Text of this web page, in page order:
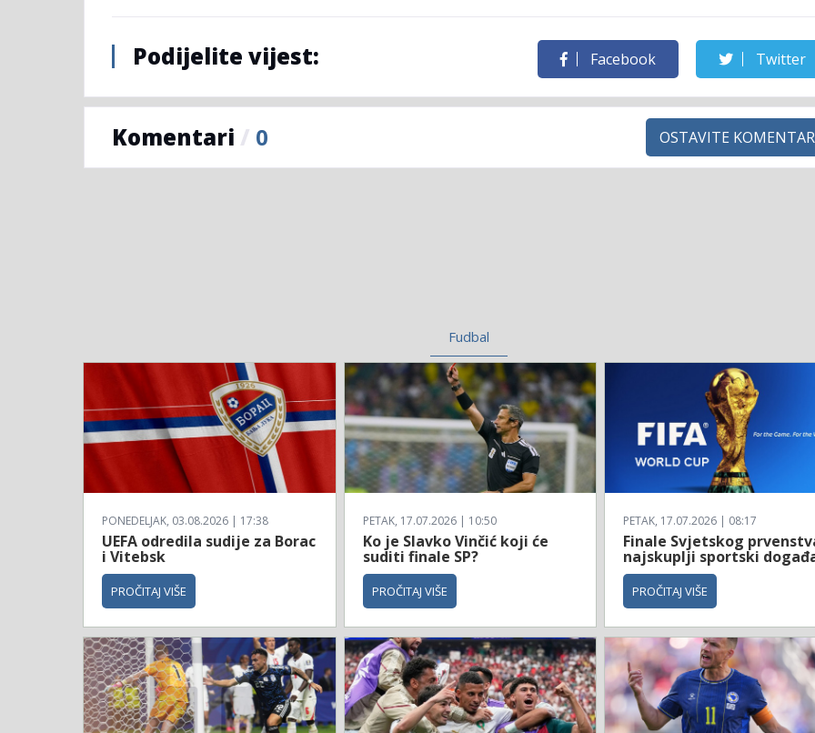
Podijelite vijest: Facebook Twitter
Komentari / 0 OSTAVITE KOMENTAR
Fudbal
PONEDELJAK, 03.08.2026 | 17:38
UEFA odredila sudije za Borac
i Vitebsk
PROČITAJ VIŠE
PETAK, 17.07.2026 | 10:50
Ko je Slavko Vinčić koji će
suditi finale SP?
PROČITAJ VIŠE
PETAK, 17.07.2026 | 08:17
Finale Svjetskog
najskuplji sportski
PROČITAJ VIŠE